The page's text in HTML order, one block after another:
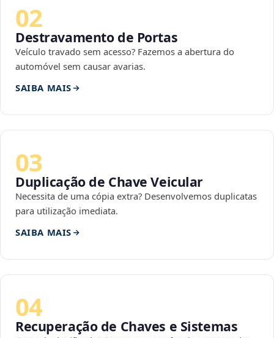
02
Destravamento de Portas
Veículo travado sem acesso? Fazemos a abertura do
automóvel sem causar avarias.
SAIBA MAIS
03
Duplicação de Chave Veicular
Necessita de uma cópia extra? Desenvolvemos duplicatas
para utilização imediata.
SAIBA MAIS
04
Recuperação de Chaves e Sistemas